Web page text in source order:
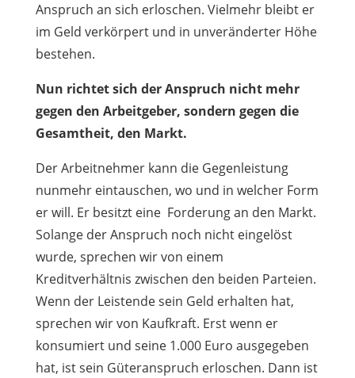
Anspruch an sich erloschen. Vielmehr bleibt er
im Geld verkörpert und in unveränderter Höhe
bestehen.
Nun richtet sich der Anspruch nicht mehr
gegen den Arbeitgeber, sondern gegen die
Gesamtheit, den Markt.
Der Arbeitnehmer kann die Gegenleistung
nunmehr eintauschen, wo und in welcher Form
er will. Er besitzt eine Forderung an den Markt.
Solange der Anspruch noch nicht eingelöst
wurde, sprechen wir von einem
Kreditverhältnis zwischen den beiden Parteien.
Wenn der Leistende sein Geld erhalten hat,
sprechen wir von Kaufkraft. Erst wenn er
konsumiert und seine 1.000 Euro ausgegeben
hat, ist sein Güteranspruch erloschen. Dann ist